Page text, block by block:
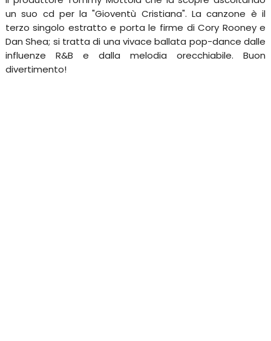
un suo cd per la "Gioventù Cristiana". La canzone è il
terzo singolo estratto e porta le firme di Cory Rooney e
Dan Shea; si tratta di una vivace ballata pop-dance dalle
influenze R&B e dalla melodia orecchiabile. Buon
divertimento!